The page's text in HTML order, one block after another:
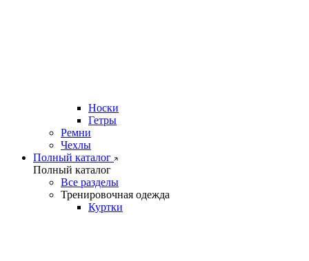
Носки
Гетры
Ремни
Чехлы
Полный каталог
Полный каталог
Все разделы
Тренировочная одежда
Куртки